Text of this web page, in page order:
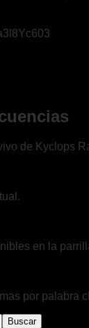
de Kyclops
en la
por palabra
Buscar